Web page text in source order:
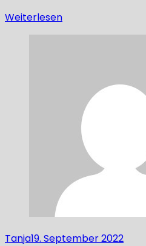
Weiterlesen
Tanja19. September 2022